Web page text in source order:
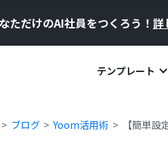
ただけのAI社員をつくろう！ 詳
テンプレート
ブログ Yoom活用術 【簡単